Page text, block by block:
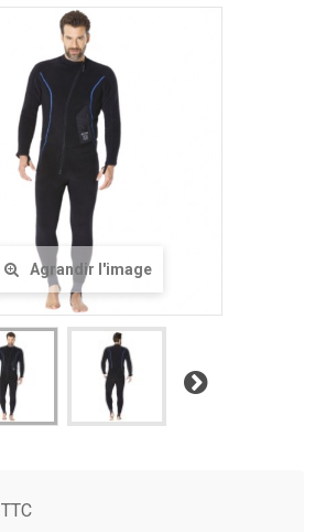
Agrandir l'image
Suivant
TTC